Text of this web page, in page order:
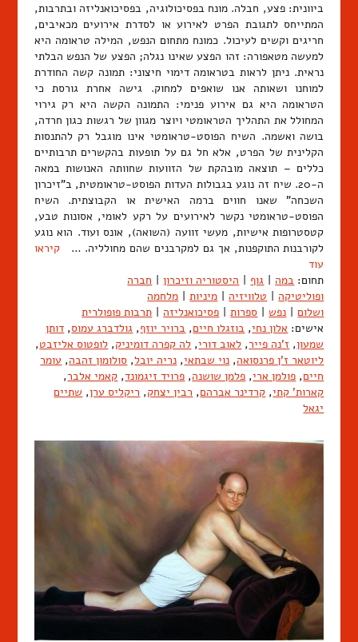
ביוונית: פצע, חבלה. מונח בפסיכולוגיה, בפסיכואנליזה ובתרבות,
המתייחס לתגובת הפרט לאירוע או לסדרת אירועים מכאיבים,
חריגים וקשים לעיכול. כמונח מתחום הנפש, המילה טראומה היא
למעשה מטאפורה: זהו הפצע שאינו נגלה; הפצע של הנפש הבלתי
נראית. ניתן לראות בטראומה דימוי חיצוני: תמונה קשה החודרת
למוחנו ושאותה אנו שואפים למחוק. גישה אחרת גורסת כי
הטראומה היא גם אירוע פנימי: התמונה הקשה היא רק גירוי
המחולל את התהליך הטראומטי ויוצר מגוון של רגשות כגון חרדה,
בושה ואשמה. השיח הפוסט-טראומטי אינו מוגבל רק להתנסות
הקלינית של הפרט, אלא חל גם על תופעות בהקשרים תרבותיים
כללים – תוצאה מובהקת של הזוועות שחוותה האנושות במאה
ה-20. שיח זה נוגע בגבולות העדות הפוסט-טראומטית, ב"זיכרון
השכחה" שאנו חווים ברמה האישית או הקבוצתית. השיח
הפוסט-טראומטי נקשר לאירועים על רקע לאומי, אסונות טבע,
קטסטרופות אישיות, מעשי זוועה (השואה), אונס ועוד. הוא נוגע
לקורבנות התוקפנות, אך גם למקרבנים שהם מחולליה. …קיראו
עוד
תחום: במה | גוף | היסטוריה וזיכרון | חברה
ופוליטיקה | טלוויזיה | מיניות | מלחמה
ושלום | נפש | ספרות | פסיכואנליזה | תרבות פופולרית
אישים: אלון נחי, בוזגלו חיים, ברויר יוזף, גולדברג עמוס, דותן
שמעון, ז'נה פייר, לאוב דורי, לה קפרה דומיניק, לופטוס אליזבט,
ליוטאר ז'ן פרנסואה, נוי שבתאי, נריה יובל, סולומון זהבה, עומר
חיים, פולמן ארי, פלמן שושנה, פרויד זיגמונד, קאמי אלבר,
קארות' קתי, קרדינר אברהם, רבין יצחק, ריקליס ערן, שתיים
יגאל